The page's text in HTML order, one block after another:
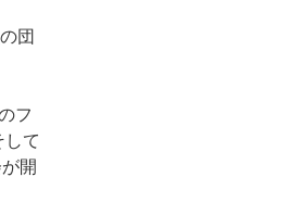
団
フ
して
開